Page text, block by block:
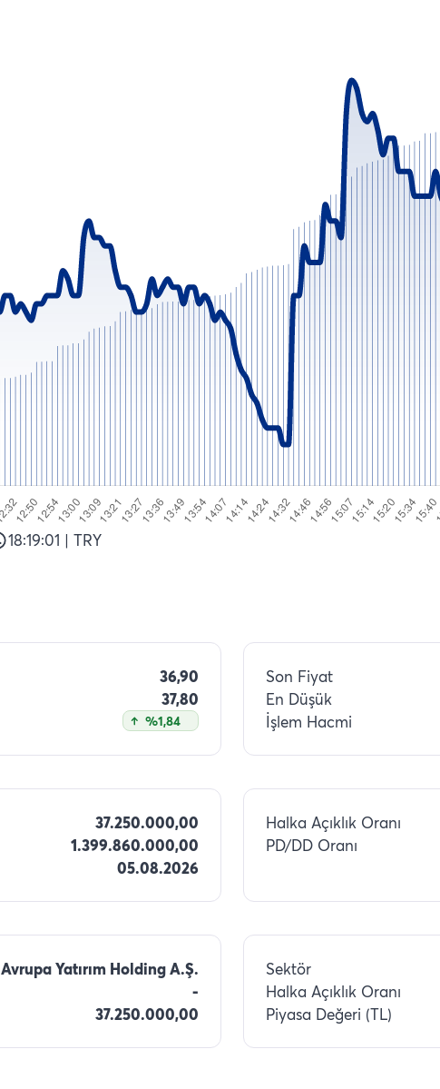
18:19:01 | TRY
36,90
37,80
%1,84
Son Fiyat
En Düşük
İşlem Hacmi
37.250.000,00
1.399.860.000,00
05.08.2026
Halka Açıklık Oranı
PD/DD Oranı
Avrupa Yatırım Holding A.Ş.
-
37.250.000,00
Sektör
Halka Açıklık Oranı
Piyasa Değeri (TL)